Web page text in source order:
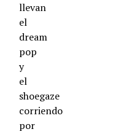
llevan
el
dream
pop
y
el
shoegaze
corriendo
por